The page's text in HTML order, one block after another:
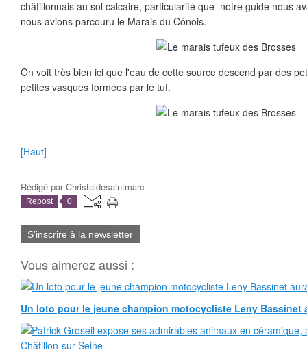
châtillonnais au sol calcaire, particularité que notre guide nous
nous avions parcouru le Marais du Cônois.
On voit très bien ici que l'eau de cette source descend par des
petites vasques formées par le tuf.
[Haut]
Rédigé parChristaldesaintmarc
Repost 0
S'inscrire à la newsletter
Vous aimerez aussi :
Un loto pour le jeune champion motocycliste Leny Bassinet